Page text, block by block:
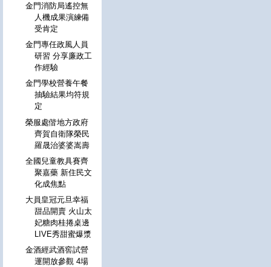
金門消防局遙控無
人機成果演練備
受肯定
金門專任政風人員
研習 分享廉政工
作經驗
金門學校營養午餐
抽驗結果均符規
定
榮服處偕地方政府
齊賀自衛隊榮民
羅晟治婆婆嵩壽
全國兒童教具賽齊
聚嘉藥 新住民文
化成焦點
大員皇冠元旦幸福
甜品開賣 火山太
妃糖肉桂捲桌邊
LIVE秀甜蜜爆漿
金酒經武酒窖試營
運開放參觀 4場